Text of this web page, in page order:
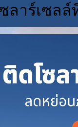
ลาร์เซล